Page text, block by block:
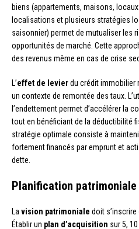
biens (appartements, maisons,
localisations et plusieurs stratégies
saisonnier) permet de mutualiser les
opportunités de marché. Cette
des revenus même en cas de crise
L’effet de levierdu crédit immobilier
un contexte de remontée des taux.
l’endettement permet d’accélérer la
tout en bénéficiant de la déductibilité
stratégie optimale consiste à
fortement financés par emprunt et
dette.
Planification
La vision patrimoniale doit s’inscrire
Établir un plan d’acquisition sur 5,